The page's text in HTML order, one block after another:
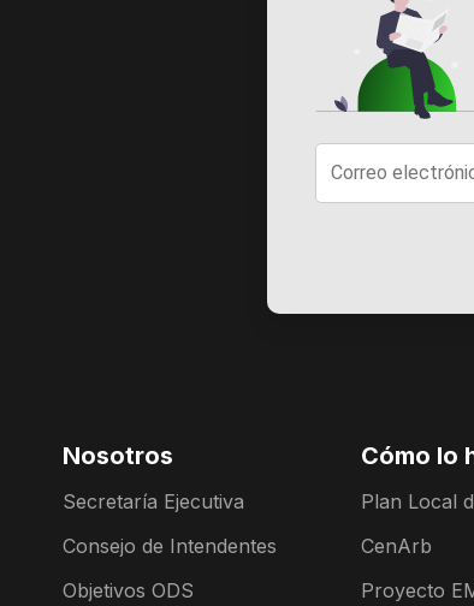
Nosotros
Secretaría Ejecutiva
Consejo de Intendentes
Objetivos ODS
Cómo lo
Plan Local
CenArb
Proyecto